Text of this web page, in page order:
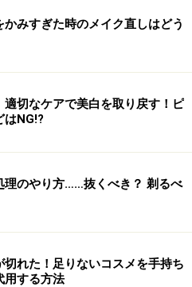
ラルメイク
も関わらず、ハイライト＆瞳
ある美人に
かみすぎた時のメイク直しはどう
適切なケアで美白を取り戻す！ピ
はNG!?
理のやり方……抜くべき？ 剃るべ
切れた！足りないコスメを手持ち
用する方法